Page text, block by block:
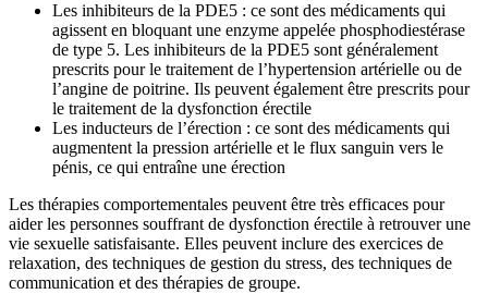
Les inhibiteurs de la PDE5 : ce sont des médicaments qui
agissent en bloquant une enzyme appelée phosphodiestérase
de type 5. Les inhibiteurs de la PDE5 sont généralement
prescrits pour le traitement de l’hypertension artérielle ou de
l’angine de poitrine. Ils peuvent également être prescrits pour
le traitement de la dysfonction érectile
Les inducteurs de l’érection : ce sont des médicaments qui
augmentent la pression artérielle et le flux sanguin vers le
pénis, ce qui entraîne une érection
Les thérapies comportementales peuvent être très efficaces pour
aider les personnes souffrant de dysfonction érectile à retrouver une
vie sexuelle satisfaisante. Elles peuvent inclure des exercices de
relaxation, des techniques de gestion du stress, des techniques de
communication et des thérapies de groupe.